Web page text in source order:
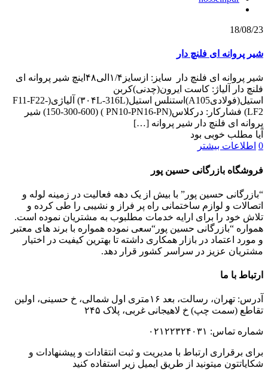
18/08/23
شیر پروانه ای فلنچ دار
شیر پروانه ای فلنچ دار سایز: ازسایز۱/۴الی۴۸اینچ شیر پروانه ای
فلنچ دار آلیاژ: کاست ایرون(چدنی)کربن
استیل(فولادیA105)استنلس استیل(۳۰۴L-316L) آلیاژی(F11-F22-
LF2) فشارکار: درکلاس(PN10-PN16-PN ) (150-300-600) شیر
پروانه ای فلنچ دار شیر پروانه […]
آیا مطلب خوبی بود
0 اطلاعات بیشتر
فروشگاه بازرگانی حسین پور
“بازرگانی حسین پور” با بیش از یک دهه فعالیت در زمینه لوله و
اتصالات و لوازم ساختمانی راه پر فراز و نشیبی را طی کرده و
تلاش خود را برای ارایه خدمات مطلبوب به مشتریان نموده است.
همواره “بازرگانی حسین پور“سعی نموده همواره با برند های معتبر
و مورد اعتماد در بازار همکاری داشته تا بهترین کیفیت در اختیار
مشتریان عزیز در سراسر کشور قرار دهد.
ارتباط با ما
آدرس: تهران، رسالت، بعد ۱۶متری اول شمالی، خ حسینی، اولین
تقاطع (سمت چپ) خ لاهیجانی غربی، پلاک ۲۴۵
شماره تماس: ۰۲۱۲۲۳۲۴۰۳۱
برای برقراری ارتباط با مدیریت و ثبت انتقادات و پیشنهادات و
شکایاتتون میتونید از طریق ایمیل زیر استفاده کنید